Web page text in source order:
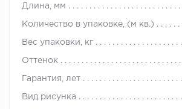
Длина, мм
Количество в упаковке, (м кв.)
Вес упаковки, кг
Оттенок
Гарантия, лет
Вид рисунка